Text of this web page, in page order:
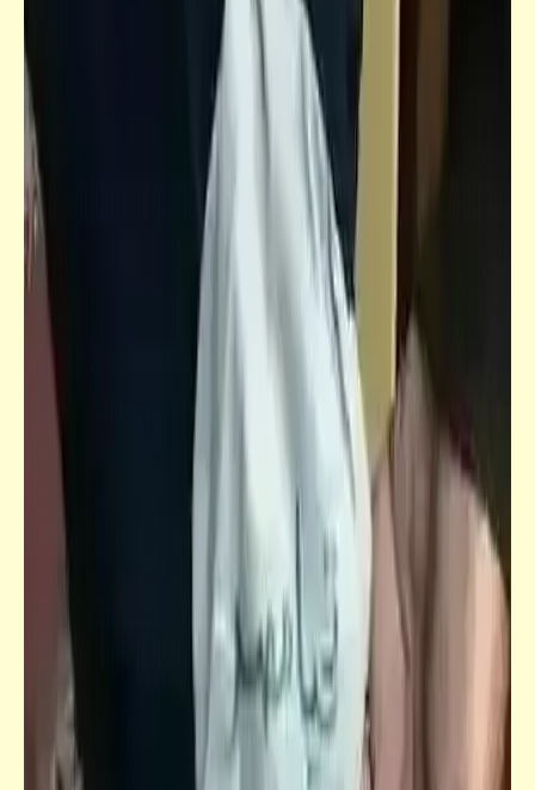
الوصوليّون | سيد درويش
حوار_حوارات متنوعة
حدوتة قبل الموت: بين الملك والجيش والإخوان
| يا قلبي لا تحزن